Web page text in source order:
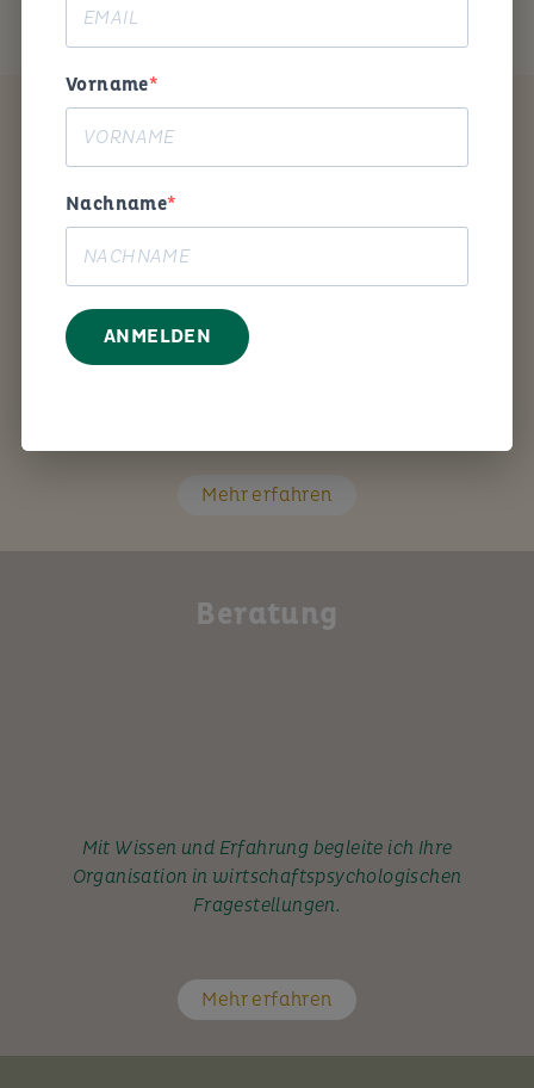
Mit den richtigen Fragen unterstütze ich Sie Schritt
Mehr erfahren
Beratung
Mit Wissen und Erfahrung begleite ich Ihre
Organisation in wirtschaftspsychologischen
Fragestellungen.
Mehr erfahren
Vorname
Nachname
ANMELDEN